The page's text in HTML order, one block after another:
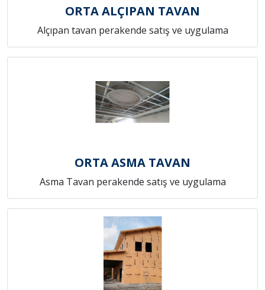
ORTA ALÇIPAN TAVAN
Alçıpan tavan perakende satış ve uygulama
ORTA ASMA TAVAN
Asma Tavan perakende satış ve uygulama